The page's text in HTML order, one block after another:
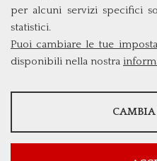
per alcuni servizi specifici
statistici.
Puoi cambiare le tue
disponibili nella nostra
STATISTICHE